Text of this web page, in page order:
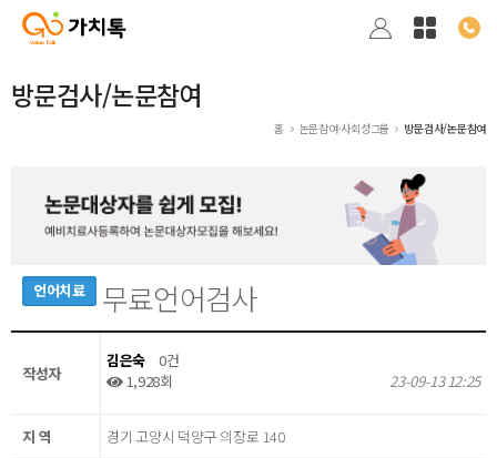
방문검사/논문참여
홈 논문참여·사회성그룹 방문검사/논문참여
언어치료 무료언어검사
작성자
김은숙
0건
1,928회
23-09-13 12:25
지 역 경기 고양시 덕양구 의장로 140